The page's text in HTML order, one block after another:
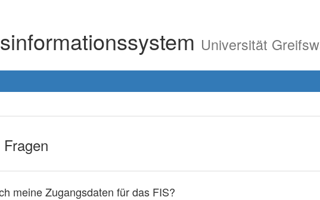
Universität
meine Zugangsdaten für das FIS?